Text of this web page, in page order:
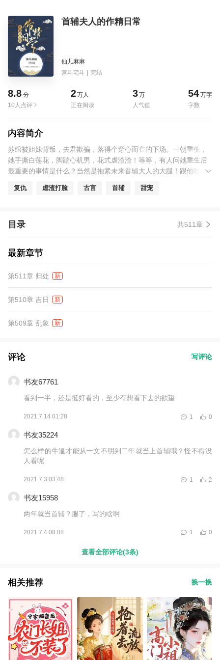
首辅夫人的作精日常
仙儿麻麻
宫斗宅斗 | 完结
8.8 分
10人点评
2万人
正在阅读
3万
人气值
54 万字
字数
内容简介
苏绾被姐妹背叛，夫君欺骗，落得个穿心而亡的下场。一朝重生，
她手撕白莲花，脚踹心机男，花式虐渣渣！等等，有人问她重生后
最重要的事情是什么？当然是抱紧未来首辅大人的大腿！跟他吃香
使尽浑身解术，终于如愿抱到了首辅大人的大腿！可是……这情况
复仇 虐渣打脸 古言 首辅 甜宠
目录 共511章
最新章节
第511章 归处 新
第510章 吉日 新
第509章 乱象 新
评论 写评论
书友67761
看到一半，还是挺好看的，至少有想看下去的欲望
2021.7.14 01:28 0
1
书友35224
怎么样的牛逼才能从一文不明到二年就当上首辅哦？怪不得没
人看呢
2021.7.3 03:48 2
1
书友15958
两年就当首辅？服了，写的啥啊
2021.7.4 08:08 0
1
查看全部评论(3条)
相关推荐 换一换